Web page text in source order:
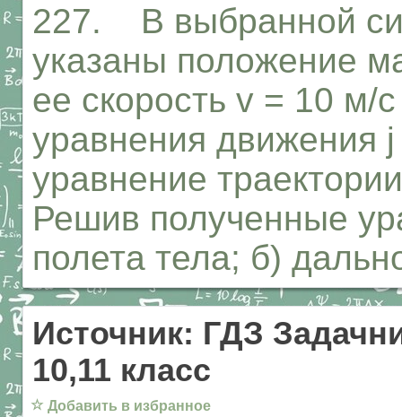
227. В выбранной
указаны положение
ее скорость v = 10 м/
уравнения движения
уравнение
Решив полученные
полета тела; б)
Источник: ГДЗ
10,11 класс
☆ Добавить в избранное